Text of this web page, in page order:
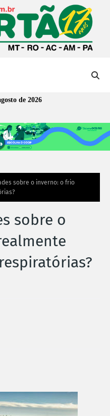
de 2026
sobre o inverno: o frio
sobre o